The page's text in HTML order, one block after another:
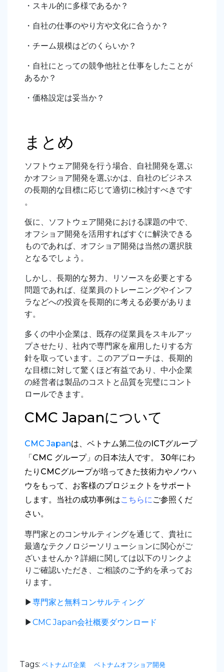
・スキル的に多様であるか？
・自社の仕事のやり方や文化に合うか？
・チーム規模はどのくらいか？
・自社にとっての競争他社と仕事をしたことが
あるか？
・価格設定は妥当か？
まとめ
ソフトウェア開発を行う場合、自社開発を選ぶ
かオフショア開発を選ぶかは、自社のビジネス
の長期的な目標に応じて適切に検討すべきです
。
仮に、ソフトウェア開発における課題の中で、
オフショア開発を活用すればすぐに解決できる
ものであれば、オフショア開発は当然の選択肢
となるでしょう。
しかし、長期的な努力、リソースを必要とする
問題であれば、従業員のトレーニングやインフ
ラなどへの投資を長期的に考える必要がありま
す。
多くの中小企業は、既存の従業員をスキルアッ
プさせたり、社内で専門家を雇用したりする方
針を取っています。このアプローチは、長期的
な目標に対して驚くほど有益であり、中小企業
の経営者は製品のコストと品質を完璧にコント
ロールできます。
CMC Japanについて
CMC Japanは、ベトナム第二位のICTグループ
「CMC グループ」の日本法人です。 30年にわ
たりCMCグループが培ってきた技術力やノウハ
ウをもって、お客様のプロジェクトをサポート
します。当社の成功事例はこちらにご参照くだ
さい。
専門家とのコンサルティングを通じて、貴社に
最適なテクノロジーソリューションに関心がご
ざいませんか？詳細に関しては以下のリンクよ
りご確認いただき、ご相談のご予約を承ってお
ります。
▶︎専門家と無料コンサルティング
▶︎CMC Japan会社概要ダウンロード
Tags: ベトナムIT企業 ベトナムオフショア開発